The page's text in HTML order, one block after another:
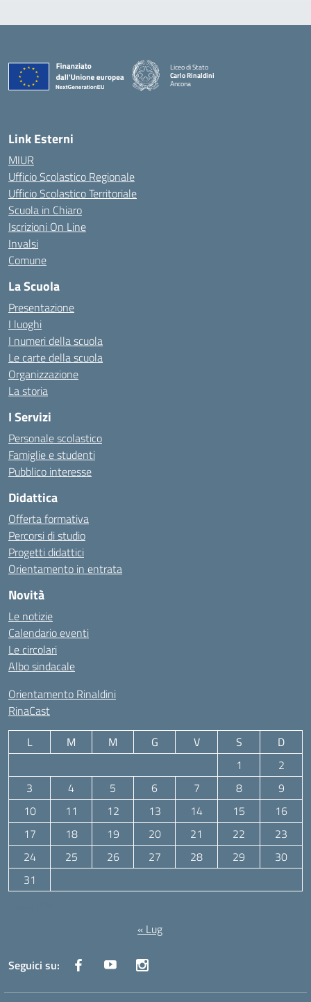
Liceo di Stato
Carlo Rinaldini
Ancona
Link Esterni
MIUR
Ufficio Scolastico Regionale
Ufficio Scolastico Territoriale
Scuola in Chiaro
Iscrizioni On Line
Invalsi
Comune
La Scuola
Presentazione
I luoghi
I numeri della scuola
Le carte della scuola
Organizzazione
La storia
I Servizi
Personale scolastico
Famiglie e studenti
Pubblico interesse
Didattica
Offerta formativa
Percorsi di studio
Progetti didattici
Orientamento in entrata
Novità
Le notizie
Calendario eventi
Le circolari
Albo sindacale
Orientamento Rinaldini
RinaCast
L M M G V S
D
1
2
3
4 5 6 7 8
9
10
11 12 13 14 15
16
17
18 19 20 21 22
23
24
25 26 27 28 29
30
31
« Lug
Seguici su: